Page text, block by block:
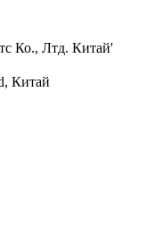
Ко., Лтд. Китай'
Китай